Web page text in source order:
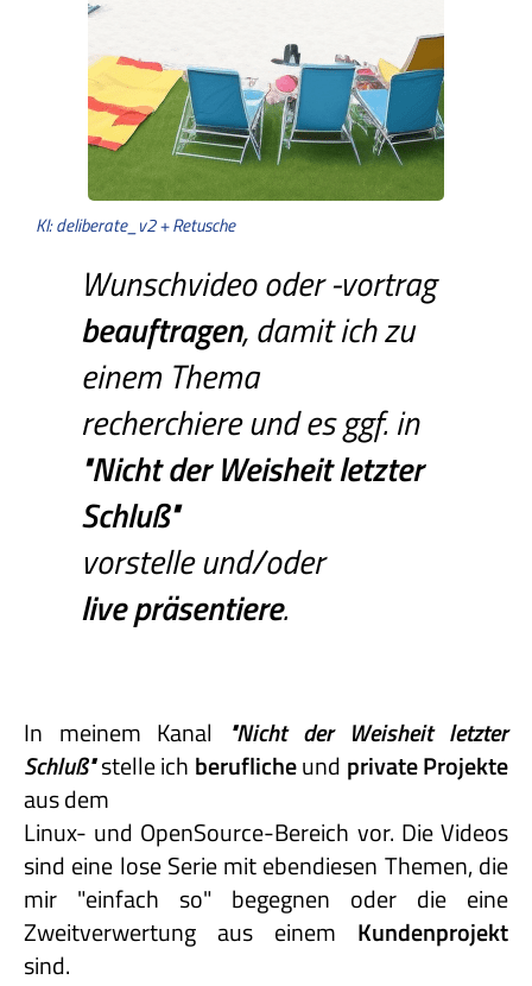
KI: deliberate_v2 + Retusche
Wunschvideo oder -vortrag
beauftragen, damit ich zu
einem Thema
recherchiere und es ggf. in
"Nichtder Weisheitletzter
Schluß"
vorstelle und/oder
live präsentiere.
In meinem Kanal "Nicht der Weisheit letzter
Schluß"stelle ich beruflicheund privateProjekte
aus dem
Linux- und OpenSource-Bereich vor. Die Videos
sind eine lose Serie mit ebendiesen Themen, die
mir "einfach so" begegnen oder die eine
Zweitverwertung aus einem Kundenprojekt
sind.